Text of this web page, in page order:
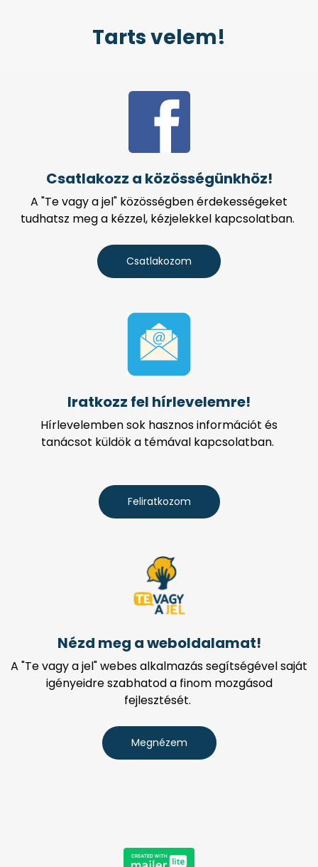
Tarts velem!
Csatlakozz a közösségünkhöz!
A "Te vagy a jel" közösségben érdekességeket
tudhatsz meg a kézzel, kézjelekkel kapcsolatban.
Csatlakozom
Iratkozz fel hírlevelemre!
Hírlevelemben sok hasznos információt és
tanácsot küldök a témával kapcsolatban.
Feliratkozom
Nézd meg a weboldalamat!
A "Te vagy a jel" webes alkalmazás segítségével saját
igényeidre szabhatod a finom mozgásod
fejlesztését.
Megnézem